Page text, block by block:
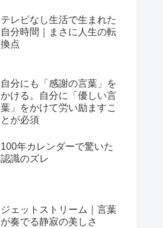
テレビなし生活で生まれた
自分時間｜まさに人生の転
換点
自分にも「感謝の言葉」を
かける。自分に「優しい言
葉」をかけて労い励ますこ
とが必須
100年カレンダーで驚いた
認識のズレ
ジェットストリーム｜言葉
が奏でる静寂の美しさ